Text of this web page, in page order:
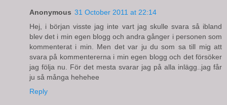
Anonymous 31 October 2011 at 22:14
Hej, i början visste jag inte vart jag skulle svara så ibland
blev det i min egen blogg och andra gånger i personen som
kommenterat i min. Men det var ju du som sa till mig att
svara på kommentererna i min egen blogg och det försöker
jag följa nu. För det mesta svarar jag på alla inlägg..jag får
ju så många hehehee
Reply